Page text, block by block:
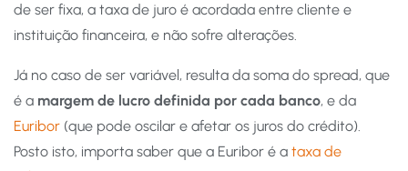
de ser fixa, a taxa de juro é acordada entre cliente e
instituição financeira, e não sofre alterações.
Já no caso de ser variável, resulta da soma do spread, que
é a margem de lucro definida por cada banco, e da
Euribor (que pode oscilar e afetar os juros do crédito).
Posto isto, importa saber que a Euribor é a taxa de